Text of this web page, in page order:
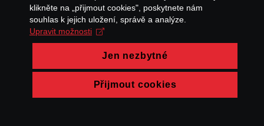
klikněte na „přijmout cookies", poskytnete nám
souhlas k jejich uložení, správě a analýze.
Upravit možnosti
Jen nezbytné
Přijmout cookies